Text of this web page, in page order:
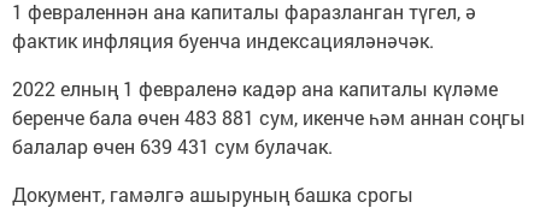
1 февраленнән ана капиталы фаразланган түгел, ә
фактик инфляция буенча индексацияләнәчәк.
2022 елның 1 февраленә кадәр ана капиталы күләме
беренче бала өчен 483 881 сум, икенче һәм аннан соңгы
балалар өчен 639 431 сум булачак.
Документ, гамәлгә ашыруның башка срогы